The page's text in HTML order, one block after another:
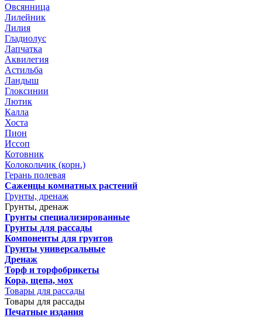
Овсянница
Лилейник
Лилия
Гладиолус
Лапчатка
Аквилегия
Астильба
Ландыш
Глоксинии
Лютик
Калла
Хоста
Пион
Иссоп
Котовник
Колокольчик (корн.)
Герань полевая
Саженцы комнатных растений
Грунты, дренаж
Грунты, дренаж
Грунты специализированные
Грунты для рассады
Компоненты для грунтов
Грунты универсальные
Дренаж
Торф и торфобрикеты
Кора, щепа, мох
Товары для рассады
Товары для рассады
Печатные издания